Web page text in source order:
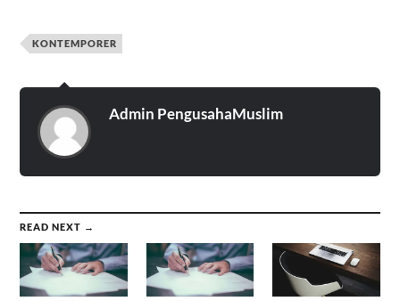
KONTEMPORER
Admin PengusahaMuslim
READ NEXT →